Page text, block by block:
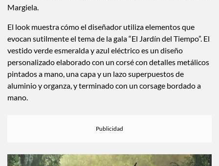
modernidad de John Galliano, el director creativo de Maison
El look muestra cómo el diseñador utiliza elementos que
evocan sutilmente el tema de la gala “El Jardín del Tiempo”. El
vestido verde esmeralda y azul eléctrico es un diseño
personalizado elaborado con un corsé con detalles metálicos
pintados a mano, una capa y un lazo superpuestos de
aluminio y organza, y terminado con un corsage bordado a